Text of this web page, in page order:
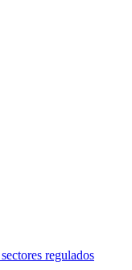
regulados